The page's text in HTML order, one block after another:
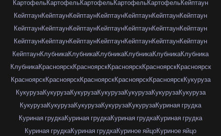
КартофельКартофельКартофельКартофельКартофельКейптаун
КейптаунКейптаунКейптаунКейптаунКейптаунКейптаунКейптаун
КейптаунКейптаунКейптаунКейптаунКейптаунКейптаунКейптаун
КейптаунКейптаунКейптаунКейптаунКейптаунКейптаунКейптаун
КейптаунКлубникаКлубникаКлубникаКлубникаКлубникаКлубника
КлубникаКрасноярскКрасноярскКрасноярскКрасноярскКрасноярск
КрасноярскКрасноярскКрасноярскКрасноярскКрасноярскКукуруза
КукурузаКукурузаКукурузаКукурузаКукурузаКукурузаКукуруза
КукурузаКукурузаКукурузаКукурузаКукурузаКуриная грудка
Куриная грудкаКуриная грудкаКуриная грудкаКуриная грудка
Куриная грудкаКуриная грудкаКуриное яйцоКуриное яйцо